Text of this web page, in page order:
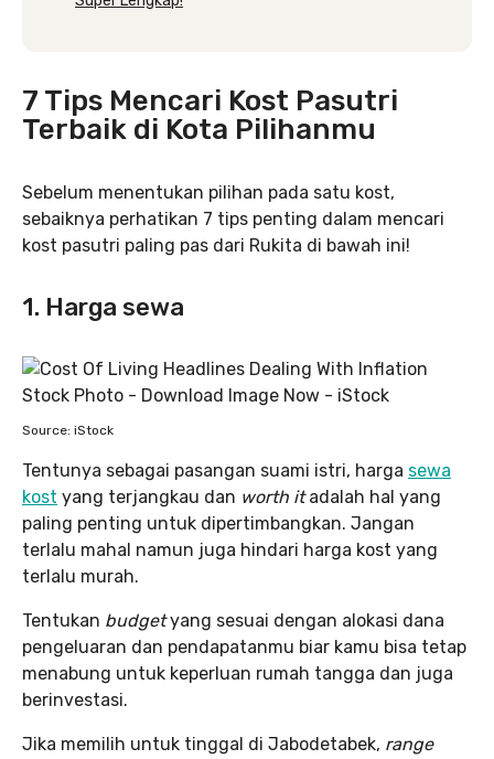
7 Tips Mencari Kost Pasutri
Terbaik di Kota Pilihanmu
Sebelum menentukan pilihan pada satu kost,
sebaiknya perhatikan 7 tips penting dalam mencari
kost pasutri paling pas dari Rukita di bawah ini!
1. Harga sewa
Source: iStock
Tentunya sebagai pasangan suami istri, harga sewa
kost yang terjangkau dan worth itadalah hal yang
paling penting untuk dipertimbangkan. Jangan
terlalu mahal namun juga hindari harga kost yang
terlalu murah.
Tentukan budgetyang sesuai dengan alokasi dana
pengeluaran dan pendapatanmu biar kamu bisa tetap
menabung untuk keperluan rumah tangga dan juga
berinvestasi.
Jika memilih untuk tinggal di Jabodetabek, range